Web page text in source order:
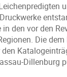
den vor den
Die
Dillenburg